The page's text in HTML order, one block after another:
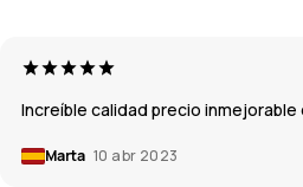
Increíble calidad precio
Marta 10 abr 2023